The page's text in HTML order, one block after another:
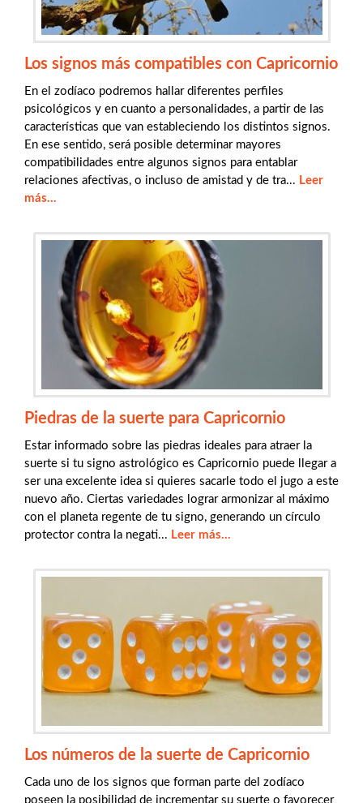
Los signos más compatibles con Capricornio
En el zodíaco podremos hallar diferentes perfiles
psicológicos y en cuanto a personalidades, a partir de las
características que van estableciendo los distintos signos.
En ese sentido, será posible determinar mayores
compatibilidades entre algunos signos para entablar
relaciones afectivas, o incluso de amistad y de tra... Leer
más...
Piedras de la suerte para Capricornio
Estar informado sobre las piedras ideales para atraer la
suerte si tu signo astrológico es Capricornio puede llegar a
ser una excelente idea si quieres sacarle todo el jugo a este
nuevo año. Ciertas variedades lograr armonizar al máximo
con el planeta regente de tu signo, generando un círculo
protector contra la negati... Leer más...
Los números de la suerte de Capricornio
Cada uno de los signos que forman parte del zodíaco
poseen la posibilidad de incrementar su suerte o favorecer